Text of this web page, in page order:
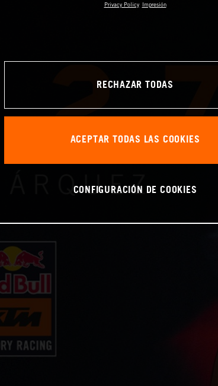
Privacy Policy Impresión
RECHAZAR TODAS
ACEPTAR TODAS LAS COOKIES
CONFIGURACIÓN DE COOKIES